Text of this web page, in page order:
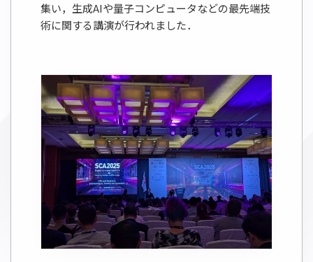
集い，生成AIや量子コンピュータなどの最先端技
術に関する講演が行われました．